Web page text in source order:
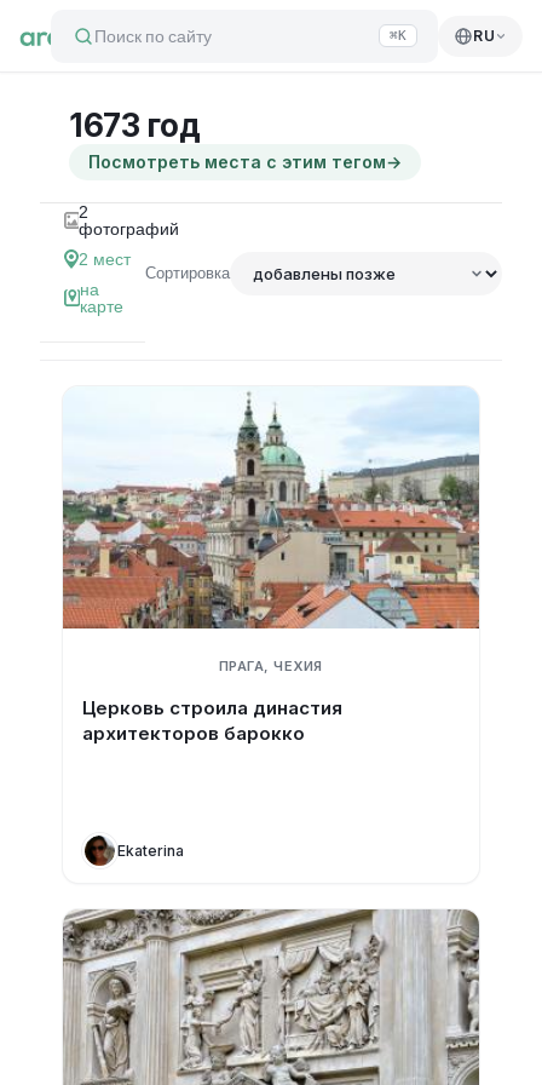
Поиск по сайту ⌘K RU
1673 год
Посмотреть места с этим тегом→
2
фотографий
2 мест
на
карте
Сортировка
ПРАГА, ЧЕХИЯ
Церковь строила династия
архитекторов барокко
Ekaterina